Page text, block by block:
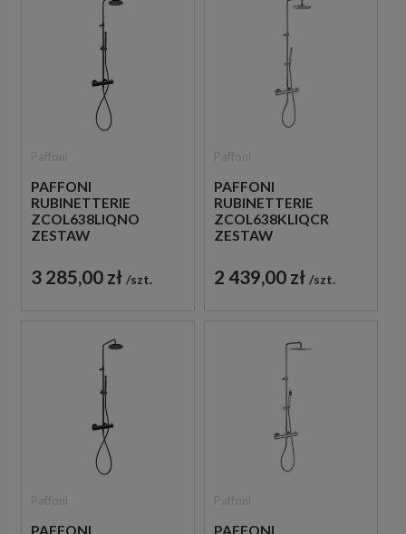
PAFFONI
RUBINETTERIE
ZCOL638LIQNO
ZESTAW
TERMOSTATYCZNY
ŚCIENNY CZARNY
3 285,00 zł szt.
PAFFONI
RUBINETTERIE
ZCOL638KLIQCR
ZESTAW
TERMOSTATYCZNY
ŚCIENNY CHROM
2 439,00 zł szt.